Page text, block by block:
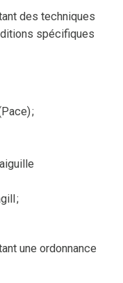
des techniques
spécifiques
;
;
une ordonnance